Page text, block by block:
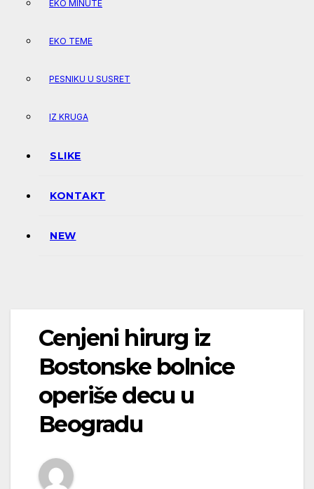
EKO MINUTE
EKO TEME
PESNIKU U SUSRET
IZ KRUGA
SLIKE
KONTAKT
NEW
Cenjeni hirurg iz
Bostonske bolnice
operiše decu u
Beogradu